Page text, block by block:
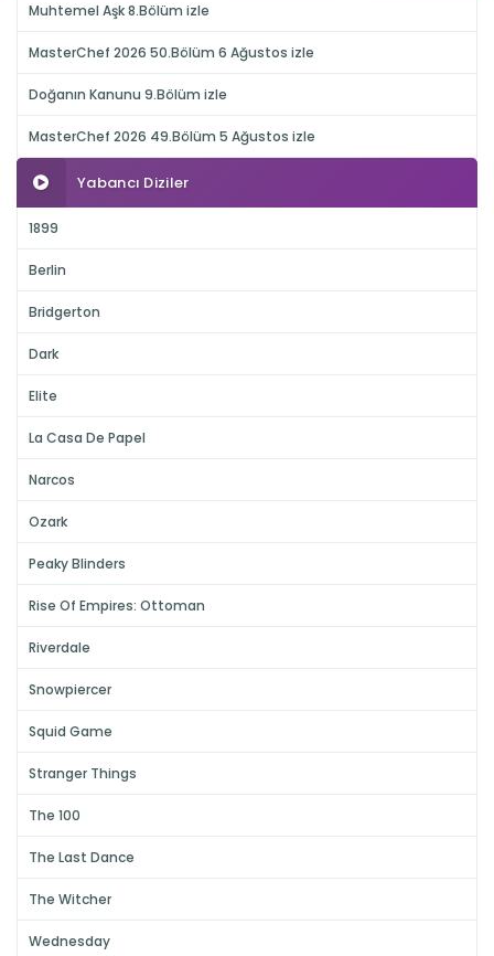
Muhtemel Aşk 8.Bölüm izle
MasterChef 2026 50.Bölüm 6 Ağustos izle
Doğanın Kanunu 9.Bölüm izle
MasterChef 2026 49.Bölüm 5 Ağustos izle
Yabancı Diziler
1899
Berlin
Bridgerton
Dark
Elite
La Casa De Papel
Narcos
Ozark
Peaky Blinders
Rise Of Empires: Ottoman
Riverdale
Snowpiercer
Squid Game
Stranger Things
The 100
The Last Dance
The Witcher
Wednesday